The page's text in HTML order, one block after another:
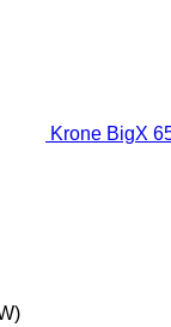
Krone BigX